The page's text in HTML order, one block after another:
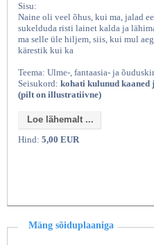
Sisu:
Naine oli veel õhus, kui ma, jalad
sukelduda risti lainet kalda ja
ma selle üle hiljem, siis, kui mul
kärestik kui ka
Teema: Ulme-, fantaasia- ja
Seisukord: kohati kulunud kaaned
(pilt on illustratiivne)
Loe lähemalt ...
Hind: 5,00 EUR
Mäng sõiduplaaniga